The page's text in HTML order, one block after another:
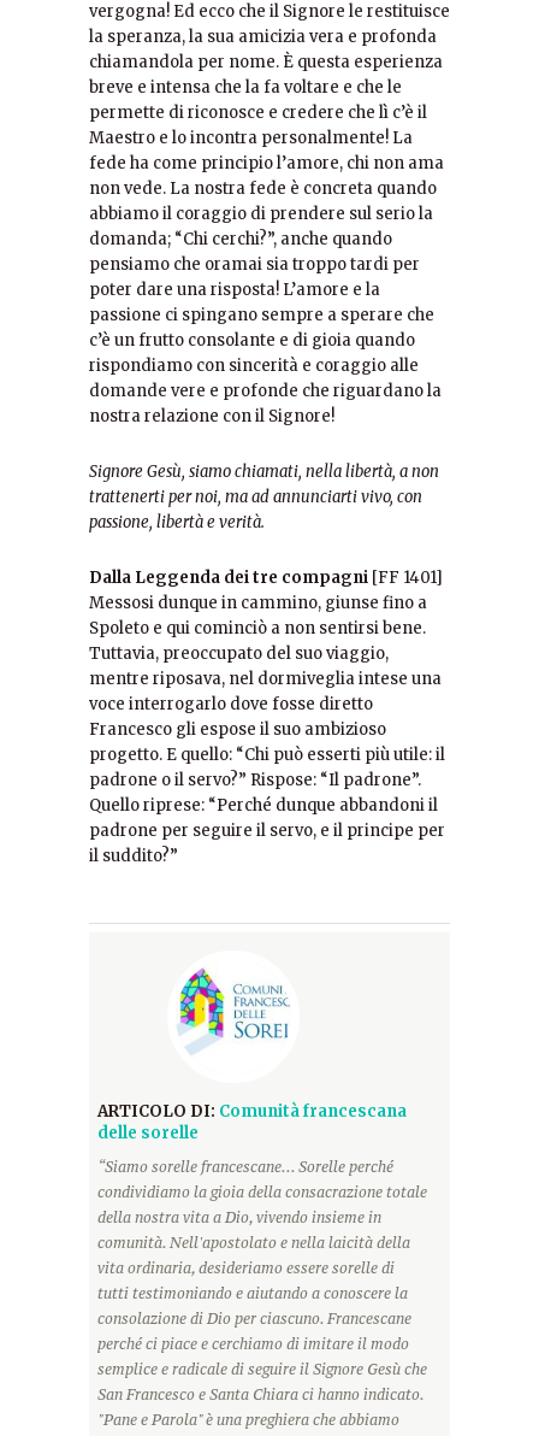
vergogna! Ed ecco che il Signore le restituisce
la speranza, la sua amicizia vera e profonda
chiamandola per nome. È questa esperienza
breve e intensa che la fa voltare e che le
permette di riconosce e credere che lì c’è il
Maestro e lo incontra personalmente! La
fede ha come principio l’amore, chi non ama
non vede. La nostra fede è concreta quando
abbiamo il coraggio di prendere sul serio la
domanda; “Chi cerchi?”, anche quando
pensiamo che oramai sia troppo tardi per
poter dare una risposta! L’amore e la
passione ci spingano sempre a sperare che
c’è un frutto consolante e di gioia quando
rispondiamo con sincerità e coraggio alle
domande vere e profonde che riguardano la
nostra relazione con il Signore!
Signore Gesù, siamo chiamati, nella libertà, a non
trattenerti per noi, ma ad annunciarti vivo, con
passione, libertà e verità.
Dalla Leggenda dei tre compagni [FF 1401]
Messosi dunque in cammino, giunse fino a
Spoleto e qui cominciò a non sentirsi bene.
Tuttavia, preoccupato del suo viaggio,
mentre riposava, nel dormiveglia intese una
voce interrogarlo dove fosse diretto
Francesco gli espose il suo ambizioso
progetto. E quello: “Chi può esserti più utile: il
padrone o il servo?” Rispose: “Il padrone”.
Quello riprese: “Perché dunque abbandoni il
padrone per seguire il servo, e il principe per
il suddito?”
ARTICOLO DI: Comunità francescana
delle sorelle
“Siamo sorelle francescane... Sorelle perché
condividiamo la gioia della consacrazione totale
della nostra vita a Dio, vivendo insieme in
comunità. Nell'apostolato e nella laicità della
vita ordinaria, desideriamo essere sorelle di
tutti testimoniando e aiutando a conoscere la
consolazione di Dio per ciascuno. Francescane
perché ci piace e cerchiamo di imitare il modo
semplice e radicale di seguire il Signore Gesù che
San Francesco e Santa Chiara ci hanno indicato.
"Pane e Parola" è una preghiera che abbiamo